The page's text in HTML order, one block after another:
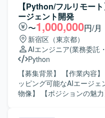
【Python/フルリモー
ージェント開発
〜1,000,000円/月
新宿区（東京都）
AIエンジニア(業務委託
Python
【募集背景】 【作業内容】 大手ECサイトにおいて、ショ
ッピング可能なAIエージェントを
物像】 【ポジションの魅力】 AIエージェントおよびMCPサ